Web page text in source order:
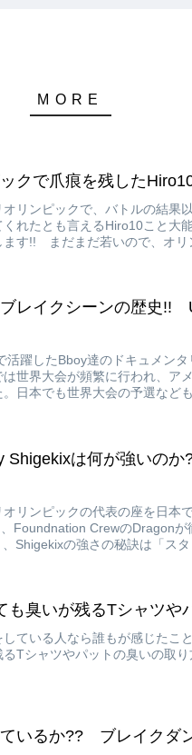
クで爪痕を残した
リンピックで、バトルの結果
れたとも言えるHiro10こと大
ます!! まだまだ若いので、オリ
レイクシーンの歴史!!
活躍したBboy達のドキュメン
世界大会が頻繁に行われ、ア
日本でも世界大会の予選など
Shigekixは何が強いの
リンピックの代表の座を日本
Foundnation CrewのDragon
Shigekixの強さの秘訣は「スタ
臭いが残るTシャツや
ている人なら誰もが感じたこ
Tシャツやパットの臭いの取
いるか?? ブレイクダ